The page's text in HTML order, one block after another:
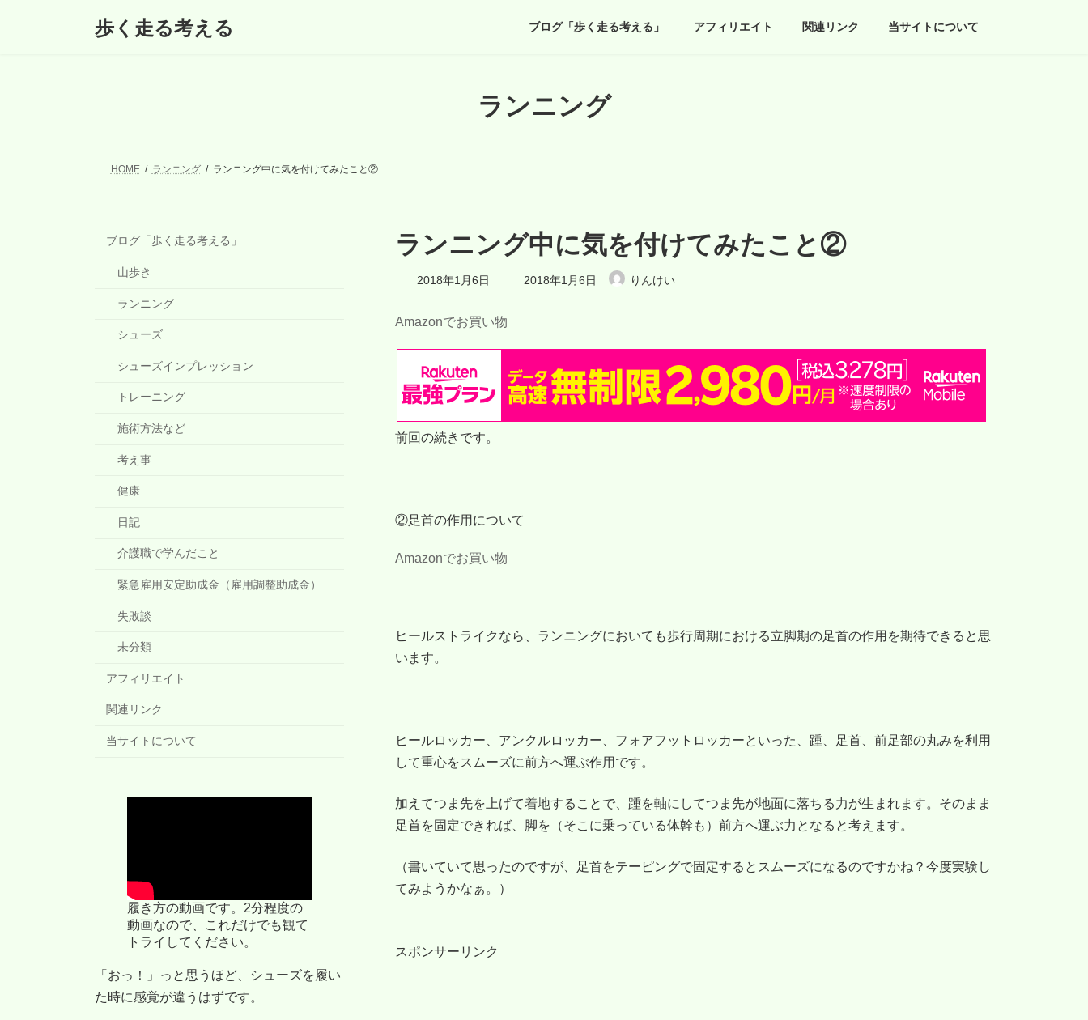
歩く走る考える ブログ「歩く走る考える」 アフィリエイト 関連リンク 当サイトについて
ランニング
HOME ランニング ランニング中に気を付けてみたこと②
ランニング中に気を付けてみたこと②
2018年1月6日
最
終
時
2018年1月6日 りんけい
Amazonでお買い物
前回の続きです。
②足首の作用について
Amazonでお買い物
ヒールストライクなら、ランニングにおいても歩行周期における立脚期の足首の作用を期待できると思
います。
ヒールロッカー、アンクルロッカー、フォアフットロッカーといった、踵、足首、前足部の丸みを利用
して重心をスムーズに前方へ運ぶ作用です。
加えてつま先を上げて着地することで、踵を軸にしてつま先が地面に落ちる力が生まれます。そのまま
足首を固定できれば、脚を（そこに乗っている体幹も）前方へ運ぶ力となると考えます。
（書いていて思ったのですが、足首をテーピングで固定するとスムーズになるのですかね？今度実験し
てみようかなぁ。）
スポンサーリンク
ブログ「歩く走る考える」
山歩き
ランニング
シューズ
シューズインプレッション
トレーニング
施術方法など
考え事
健康
日記
介護職で学んだこと
緊急雇用安定助成金（雇用調整助成金）
失敗談
未分類
アフィリエイト
関連リンク
当サイトについて
履き方の動画です。2分程度の
動画なので、これだけでも観て
トライしてください。
「おっ！」っと思うほど、シューズを履い
た時に感覚が違うはずです。